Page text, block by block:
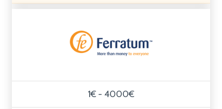
1€ - 4000€